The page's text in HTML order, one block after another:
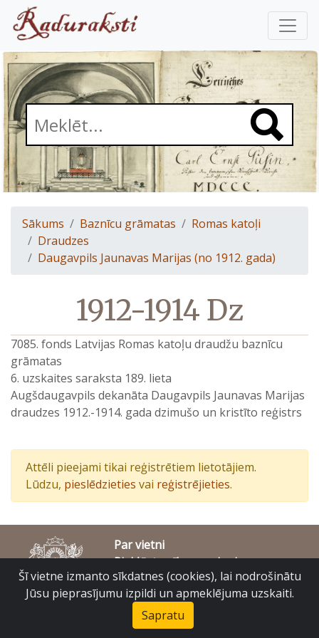
Sākums Baznīcu grāmatas
Romas katoļi
Draudzes
Daugavpils Jaunavas Marijas (no 1912. gada)
1912-1914 Dz
7085. fonds Latvijas Romas katoļu draudžu baznīcu
grāmatas
6. uzskaites saraksta 189. lieta
Augšdaugavpils dekanāta Daugavpils Jaunavas Marijas
draudzes 1912.-1914. gada dzimušo un kristīto reģistrs
Attēli pieejami tikai reģistrētiem lietotājiem.
Lūdzu, pieslēdzieties vai reģistrējieties.
Par vietni
Piekļūstamības paziņojums
© Latvijas Valsts vēstures arhīvs 2007-2026
Slokas iela 16, Rīga, LV – 1048
raduraksti@arhivi.gov.lv
Šī vietne izmanto sīkdatnes (cookies), lai nodrošinātu
Jūsu pieprasījumu izpildi un apmeklējuma uzskaiti.
Sapratu